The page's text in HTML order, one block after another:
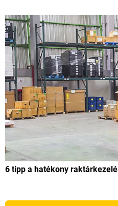
6 tipp a hatékony